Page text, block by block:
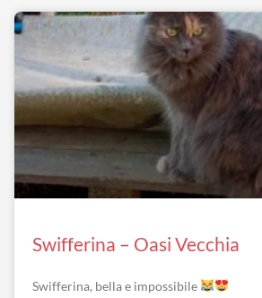
Swifferina – Oasi Vecchia
Swifferina, bella e impossibile